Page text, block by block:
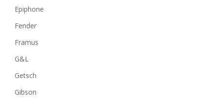
Epiphone
Fender
Framus
G&L
Getsch
Gibson